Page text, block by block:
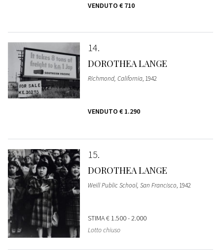
VENDUTO € 710
14
DOROTHEA LANGE
Richmond, California, 1942
VENDUTO € 1.290
15
DOROTHEA LANGE
Weill Public School, San Francisco, 1942
STIMA€ 1.500 - 2.000
Lotto chiuso